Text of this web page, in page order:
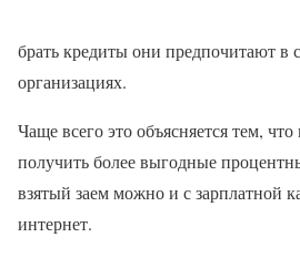
брать кредиты они предпочитают в
организациях.
Чаще всего это объясняется тем,
получить более выгодные
взятый заем можно и с зарплатной
интернет.